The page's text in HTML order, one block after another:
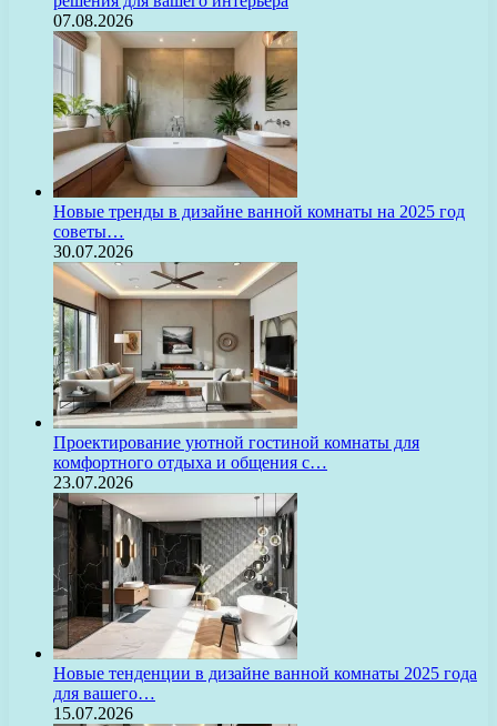
07.08.2026
Новые тренды в дизайне ванной комнаты на 2025 год
советы…
30.07.2026
Проектирование уютной гостиной комнаты для
комфортного отдыха и общения с…
23.07.2026
Новые тенденции в дизайне ванной комнаты 2025 года
для вашего…
15.07.2026